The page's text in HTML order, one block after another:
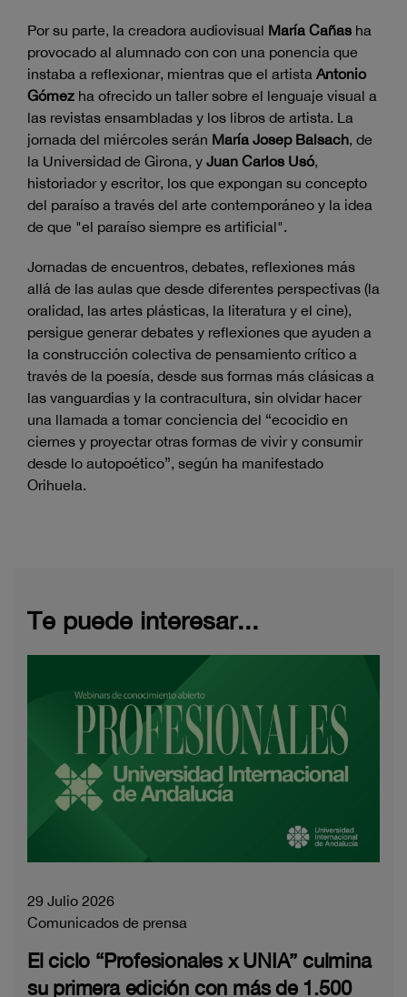
Por su parte, la creadora audiovisual María Cañas ha
provocado al alumnado con con una ponencia que
instaba a reflexionar, mientras que el artista Antonio
Gómez ha ofrecido un taller sobre el lenguaje visual a
las revistas ensambladas y los libros de artista. La
jornada del miércoles serán María Josep Balsach, de
la Universidad de Girona, y Juan Carlos Usó,
historiador y escritor, los que expongan su concepto
del paraíso a través del arte contemporáneo y la idea
de que "el paraíso siempre es artificial".
Jornadas de encuentros, debates, reflexiones más
allá de las aulas que desde diferentes perspectivas (la
oralidad, las artes plásticas, la literatura y el cine),
persigue generar debates y reflexiones que ayuden a
la construcción colectiva de pensamiento crítico a
través de la poesía, desde sus formas más clásicas a
las vanguardias y la contracultura, sin olvidar hacer
una llamada a tomar conciencia del “ecocidio en
ciernes y proyectar otras formas de vivir y consumir
desde lo autopoético”, según ha manifestado
Orihuela.
Te puede interesar...
29 Julio 2026
Comunicados de prensa
El ciclo “Profesionales x UNIA” culmina
su primera edición con más de 1.500